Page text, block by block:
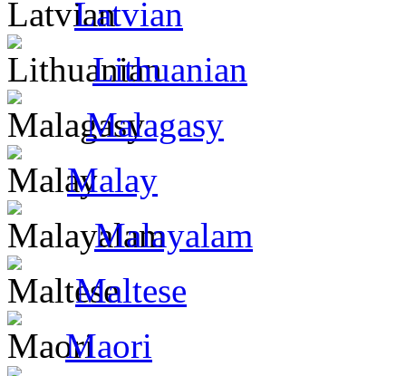
Latvian
Lithuanian
Malagasy
Malay
Malayalam
Maltese
Maori